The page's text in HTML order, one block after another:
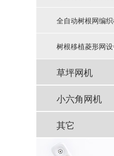
全自动树根网编
树根移植菱形网
草坪网机
小六角网机
其它